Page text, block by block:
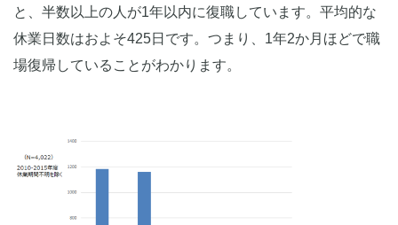
と、半数以上の人が1年以内に復職しています。平均的な
休業日数はおよそ425日です。つまり、1年2か月ほどで職
場復帰していることがわかります。